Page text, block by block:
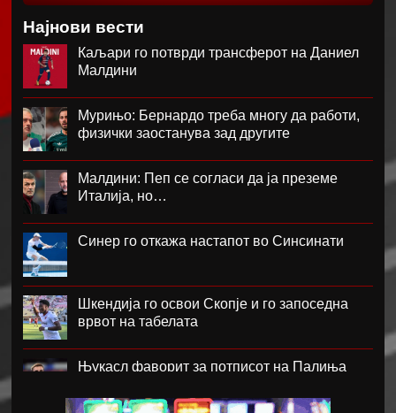
Најнови вести
Каљари го потврди трансферот на Даниел
Малдини
Мурињо: Бернардо треба многу да работи,
физички заостанува зад другите
Малдини: Пеп се согласи да ја преземе
Италија, но…
Синер го откажа настапот во Синсинати
Шкендија го освои Скопје и го запоседна
врвот на табелата
Њукасл фаворит за потписот на Палиња